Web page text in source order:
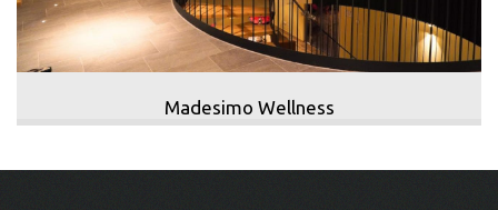
Madesimo Wellness